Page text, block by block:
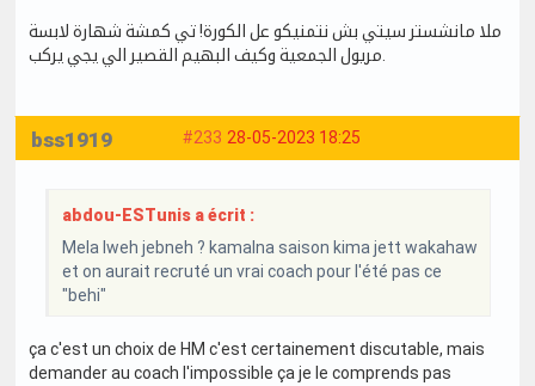
ملا مانشستر سيتي بش نتمنيكو عل الكورة! تي كمشة شهارة لابسة
#233 28-05-2023 18:25
bss1919
abdou-ESTunis a écrit :
Mela lweh jebneh ? kamalna saison kima jett wakahaw
et on aurait recruté un vrai coach pour l'été pas ce
"behi"
ça c'est un choix de HM c'est certainement discutable, mais
demander au coach l'impossible ça je le comprends pas